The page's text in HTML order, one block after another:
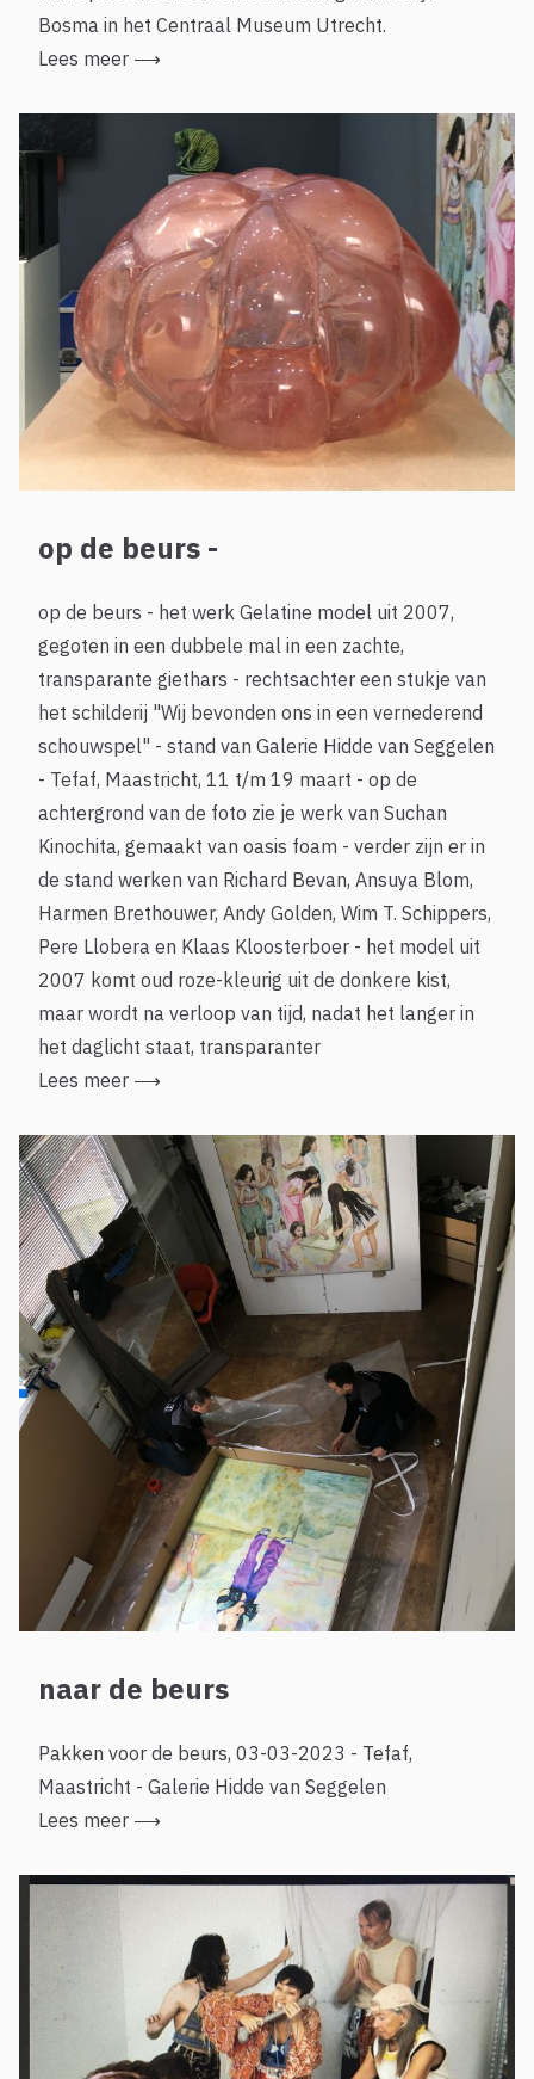
Bosma in het Centraal Museum Utrecht.
Lees meer ⟶
op de beurs -
op de beurs - het werk Gelatine model uit 2007,
gegoten in een dubbele mal in een zachte,
transparante giethars - rechtsachter een stukje van
het schilderij "Wij bevonden ons in een vernederend
schouwspel" - stand van Galerie Hidde van Seggelen
- Tefaf, Maastricht, 11 t/m 19 maart - op de
achtergrond van de foto zie je werk van Suchan
Kinochita, gemaakt van oasis foam - verder zijn er in
de stand werken van Richard Bevan, Ansuya Blom,
Harmen Brethouwer, Andy Golden, Wim T. Schippers,
Pere Llobera en Klaas Kloosterboer - het model uit
2007 komt oud roze-kleurig uit de donkere kist,
maar wordt na verloop van tijd, nadat het langer in
het daglicht staat, transparanter
Lees meer ⟶
naar de beurs
Pakken voor de beurs, 03-03-2023 - Tefaf,
Maastricht - Galerie Hidde van Seggelen
Lees meer ⟶